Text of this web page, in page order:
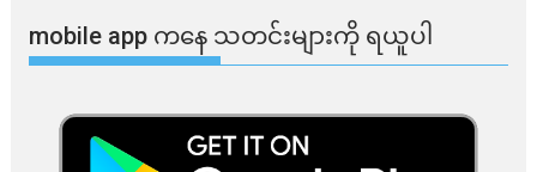
mobile app ​​ကနေ ​​သတင်းများကို ရယူပါ